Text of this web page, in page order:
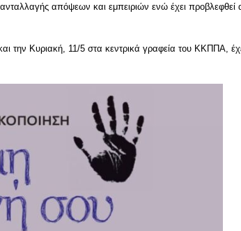
απόψεων και εμπειριών ενώ έχει προβλεφθεί
την Κυριακή, 11/5 στα κεντρικά γραφεία του ΚΚΠΠΑ,